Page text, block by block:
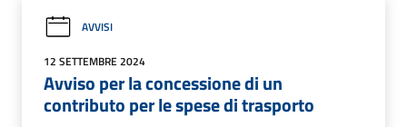
AVVISI
12 SETTEMBRE 2024
Avviso per la concessione di un
contributo per le spese di trasporto